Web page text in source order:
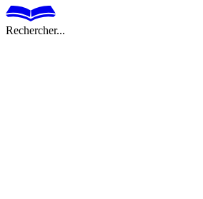
Rechercher...